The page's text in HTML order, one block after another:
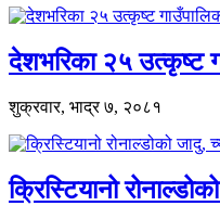
देशभरिका २५ उत्कृष्ट
शुक्रवार, भाद्र ७, २०८१
क्रिस्टियानो